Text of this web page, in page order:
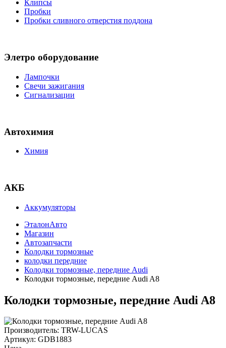
Клипсы
Пробки
Пробки сливного отверстия поддона
Элетро оборудование
Лампочки
Свечи зажигания
Сигнализации
Автохимия
Химия
АКБ
Аккумуляторы
ЭталонАвто
Магазин
Автозапчасти
Колодки тормозные
колодки передние
Колодки тормозные, передние Audi
Колодки тормозные, передние Audi A8
Колодки тормозные, передние Audi A8
Производитель: TRW-LUCAS
Артикул: GDB1883